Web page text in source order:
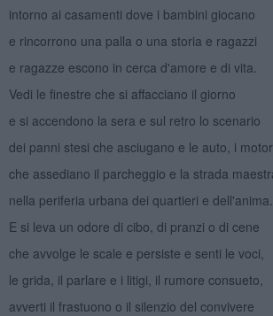
intorno ai casamenti dove i bambini giocano
e rincorrono una palla o una storia e ragazzi
e ragazze escono in cerca d'amore e di vita.
Vedi le finestre che si affacciano il giorno
e si accendono la sera e sul retro lo scenario
dei panni stesi che asciugano e le auto, i
che assediano il parcheggio e la strada
nella periferia urbana dei quartieri e dell'anima.
E si leva un odore di cibo, di pranzi o di cene
che avvolge le scale e persiste e senti le voci,
le grida, il parlare e i litigi, il rumore consueto,
avverti il frastuono o il silenzio del convivere